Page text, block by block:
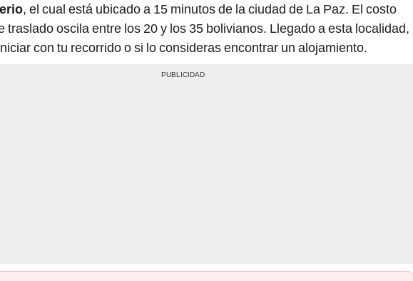
, el cual está ubicado a 15 minutos de la ciudad de La Paz. El costo
traslado oscila entre los 20 y los 35 bolivianos. Llegado a esta localidad,
con tu recorrido o si lo consideras encontrar un alojamiento.